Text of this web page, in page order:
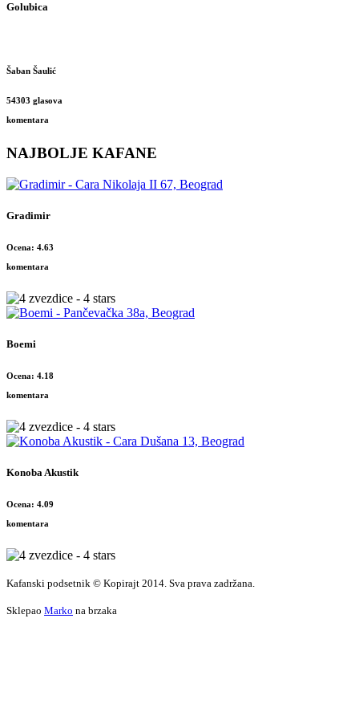
Golubica
Šaban Šaulić
54303 glasova
komentara
NAJBOLJE KAFANE
Gradimir
Ocena: 4.63
komentara
Boemi
Ocena: 4.18
komentara
Konoba Akustik
Ocena: 4.09
komentara
Kafanski podsetnik © Kopirajt 2014. Sva prava zadržana.
Sklepao Marko na brzaka